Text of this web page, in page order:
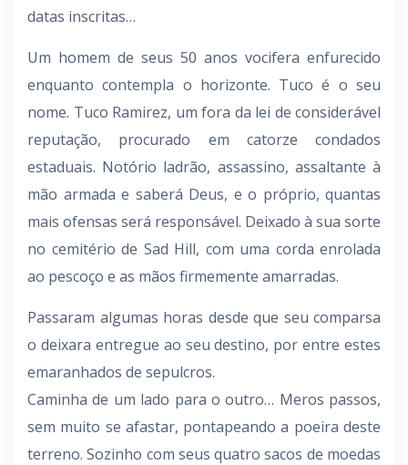
datas inscritas…
Um homem de seus 50 anos vocifera enfurecido
enquanto contempla o horizonte. Tuco é o seu
nome. Tuco Ramirez, um fora da lei de considerável
reputação, procurado em catorze condados
estaduais. Notório ladrão, assassino, assaltante à
mão armada e saberá Deus, e o próprio, quantas
mais ofensas será responsável. Deixado à sua sorte
no cemitério de Sad Hill, com uma corda enrolada
ao pescoço e as mãos firmemente amarradas.
Passaram algumas horas desde que seu comparsa
o deixara entregue ao seu destino, por entre estes
emaranhados de sepulcros.
Caminha de um lado para o outro… Meros passos,
sem muito se afastar, pontapeando a poeira deste
terreno. Sozinho com seus quatro sacos de moedas